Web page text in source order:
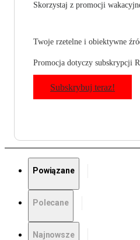
Skorzystaj z promocji
Twoje rzetelne i obiektywne
Promocja dotyczy subskrypcji
Subskrybuj teraz!
Powiązane
Polecane
Najnowsze